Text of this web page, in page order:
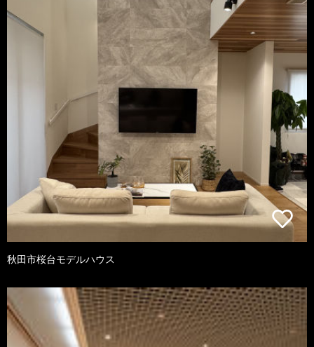
秋田市桜台モデルハウス